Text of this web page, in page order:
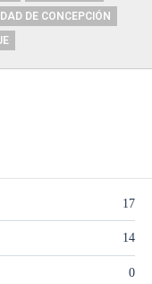
DE CONCEPCIÓN